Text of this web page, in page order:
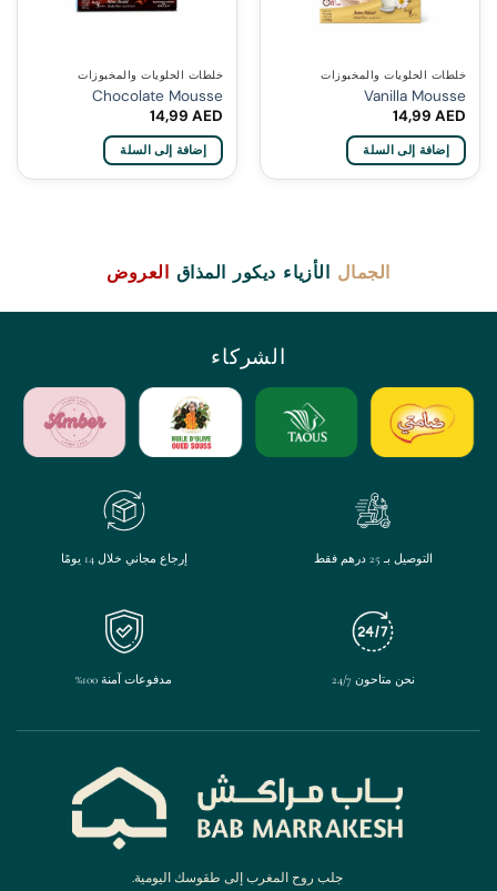
خلطات الحلويات والمخبوزات
Vanilla Mousse
14,99AED
إضافة إلى السلة
خلطات الحلويات والمخبوزات
Chocolate Mousse
14,99AED
إضافة إلى السلة
الجمال الأزياء ديكور المذاق العروض
الشركاء
التوصيل بـ 25 درهم فقط إرجاع مجاني خلال 14 يومًا
نحن متاحون 24/7 مدفوعات آمنة 100%
جلب روح المغرب إلى طقوسك اليومية.